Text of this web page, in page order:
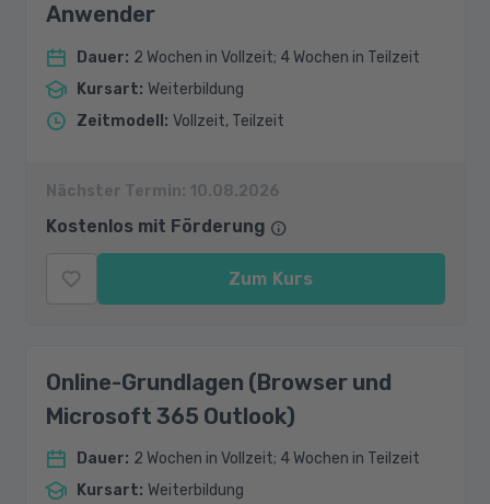
Anwender
Dauer: 2 Wochen in Vollzeit; 4 Wochen in Teilzeit
Kursart: Weiterbildung
Zeitmodell : Vollzeit, Teilzeit
Nächster Termin: 10.08.2026
Kostenlos mit Förderung
Zum Kurs
Online-Grundlagen (Browser und
Microsoft 365 Outlook)
Dauer: 2 Wochen in Vollzeit; 4 Wochen in Teilzeit
Kursart: Weiterbildung